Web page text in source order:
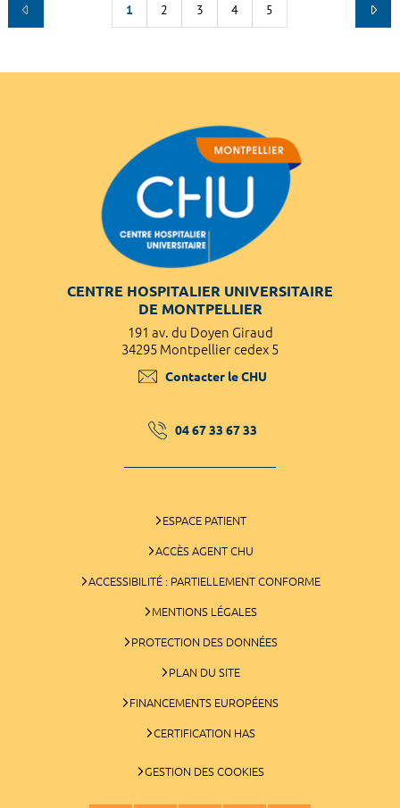
1 2 3 4 5
CENTRE HOSPITALIER UNIVERSITAIRE
DE MONTPELLIER
191 av. du Doyen Giraud
34295 Montpellier cedex 5
Contacter le CHU
04 67 33 67 33
ESPACE PATIENT
ACCÈS AGENT CHU
ACCESSIBILITÉ : PARTIELLEMENT CONFORME
MENTIONS LÉGALES
PROTECTION DES DONNÉES
PLAN DU SITE
FINANCEMENTS EUROPÉENS
CERTIFICATION HAS
GESTION DES COOKIES